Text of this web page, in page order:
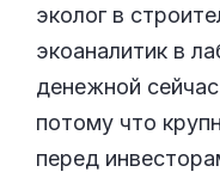
эколог в
экоаналитик в
денежной
потому что
перед